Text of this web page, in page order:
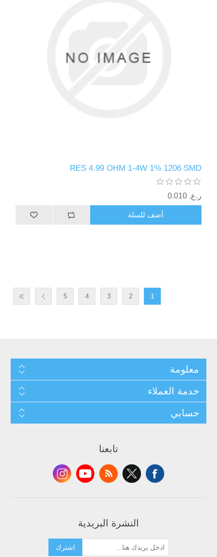
RES 4.99 OHM 1-4W 1% 1206 SMD
ر.ع.‏‏ 0.010
أضف للسلة
1
2
3
4
5
معلومة
خدمة العملاء
حسابي
تابعنا
النشرة البريدية
اشترك